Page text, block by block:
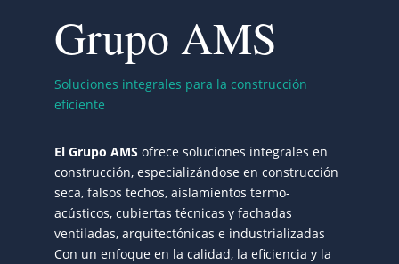
Grupo AMS
Soluciones integrales para la construcción
eficiente
El Grupo AMS ofrece soluciones integrales en
construcción, especializándose en construcción
seca, falsos techos, aislamientos termo-
acústicos, cubiertas técnicas y fachadas
ventiladas, arquitectónicas e industrializadas
Con un enfoque en la calidad, la eficiencia y la